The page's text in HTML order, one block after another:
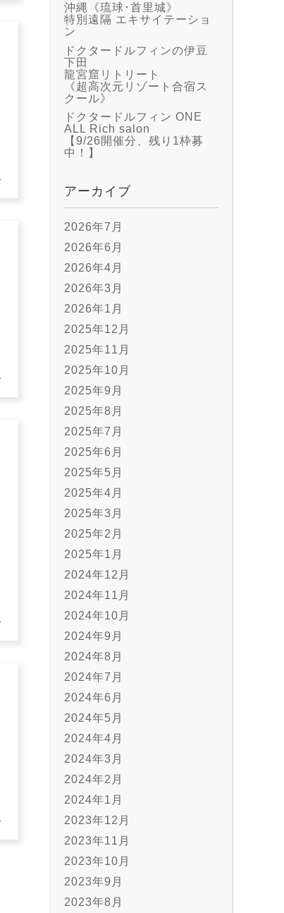
沖縄《琉球･首里城》
特別遠隔 エキサイテーショ
ン
ドクタードルフィンの伊豆
下田
龍宮窟リトリート
《超高次元リゾート合宿ス
クール》
ドクタードルフィン ONE
ALL Rich salon
【9/26開催分、残り1枠募
中！】
アーカイブ
2026年7月
2026年6月
2026年4月
2026年3月
2026年1月
2025年12月
2025年11月
2025年10月
2025年9月
2025年8月
2025年7月
2025年6月
2025年5月
2025年4月
2025年3月
2025年2月
2025年1月
2024年12月
2024年11月
2024年10月
2024年9月
2024年8月
2024年7月
2024年6月
2024年5月
2024年4月
2024年3月
2024年2月
2024年1月
2023年12月
2023年11月
2023年10月
2023年9月
2023年8月